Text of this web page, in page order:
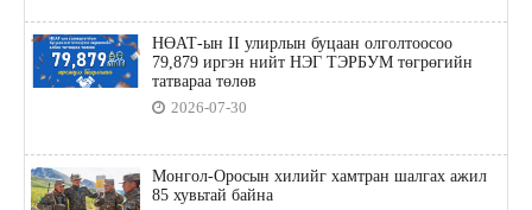
НӨАТ-ын II улирлын буцаан олголтоосоо
79,879 иргэн нийт НЭГ ТЭРБУМ төгрөгийн
татвараа төлөв
2026-07-30
Монгол-Оросын хилийг хамтран шалгах ажил
85 хувьтай байна